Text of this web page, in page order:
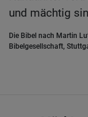
und mächtig
Die Bibel nach Martin
Bibelgesellschaft,